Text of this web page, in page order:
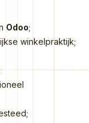
Odoo;
winkelpraktijk;